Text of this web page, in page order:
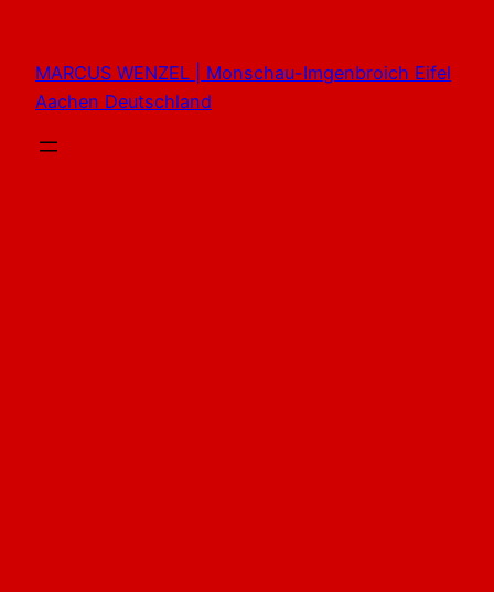
springen
MARCUS WENZEL | Monschau-Imgenbroich Eifel
Aachen Deutschland